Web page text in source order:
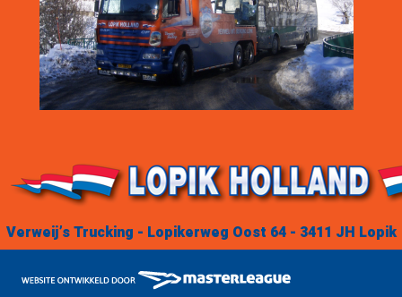
Verweij’s Trucking - Lopikerweg Oost 64 - 3411 JH Lopik